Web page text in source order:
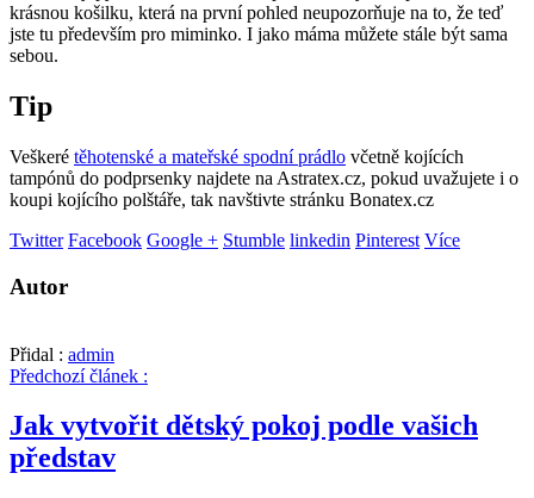
krásnou košilku, která na první pohled neupozorňuje na to, že teď
jste tu především pro miminko. I jako máma můžete stále být sama
sebou.
Tip
Veškeré těhotenské a mateřské spodní prádlo včetně kojících
tampónů do podprsenky najdete na Astratex.cz, pokud uvažujete i o
koupi kojícího polštáře, tak navštivte stránku Bonatex.cz
Twitter Facebook Google + Stumble linkedin Pinterest Více
Autor
Přidal : admin
Předchozí článek :
Jak vytvořit dětský pokoj podle vašich
představ